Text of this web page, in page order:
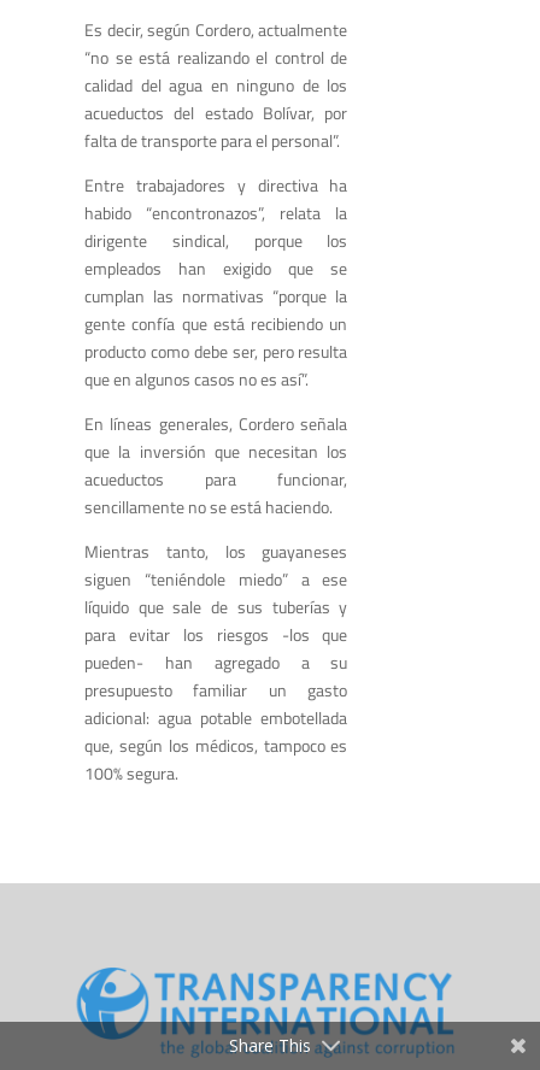
Es decir, según Cordero, actualmente
“no se está realizando el control de
calidad del agua en ninguno de los
acueductos del estado Bolívar, por
falta de transporte para el personal”.
Entre trabajadores y directiva ha
habido “encontronazos”, relata la
dirigente sindical, porque los
empleados han exigido que se
cumplan las normativas “porque la
gente confía que está recibiendo un
producto como debe ser, pero resulta
que en algunos casos no es así”.
En líneas generales, Cordero señala
que la inversión que necesitan los
acueductos para funcionar,
sencillamente no se está haciendo.
Mientras tanto, los guayaneses
siguen “teniéndole miedo” a ese
líquido que sale de sus tuberías y
para evitar los riesgos -los que
pueden- han agregado a su
presupuesto familiar un gasto
adicional: agua potable embotellada
que, según los médicos, tampoco es
100% segura.
Share This